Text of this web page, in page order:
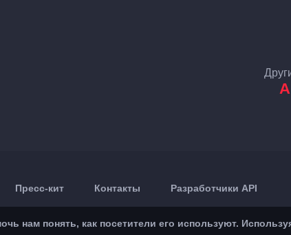
Пресс-кит Контакты Разработчики API
понять, как посетители его используют.